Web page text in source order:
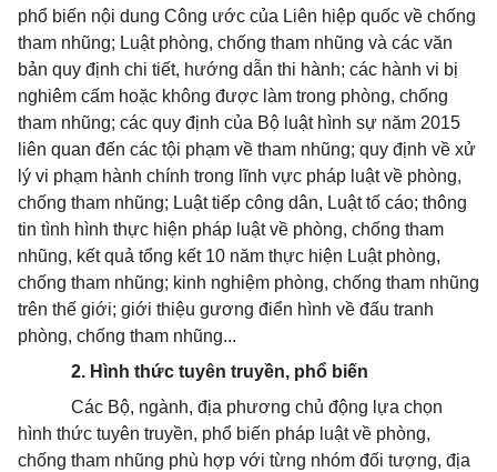
phổ biến nội dung Công ước của Liên hiệp quốc về chống
tham nhũng; Luật phòng, chống tham nhũng và các văn
bản quy định chi tiết, hướng dẫn thi hành; các hành vi bị
nghiêm cấm hoặc không được làm trong phòng, chống
tham nhũng; các quy định của Bộ luật hình sự năm 2015
liên quan đến các tội phạm về tham nhũng; quy định về xử
lý vi phạm hành chính trong lĩnh vực pháp luật về phòng,
chống tham nhũng; Luật tiếp công dân, Luật tố cáo; thông
tin tình hình thực hiện pháp luật về phòng, chống tham
nhũng, kết quả tổng kết 10 năm thực hiện Luật phòng,
chống tham nhũng; kinh nghiệm phòng, chống tham nhũng
trên thế giới; giới thiệu gương điển hình về đấu tranh
phòng, chống tham nhũng...
2. Hình thức tuyên truyền, phổ biến
Các Bộ, ngành, địa phương chủ động lựa chọn
hình thức tuyên truyền, phổ biến pháp luật về phòng,
chống tham nhũng phù hợp với từng nhóm đối tượng, địa